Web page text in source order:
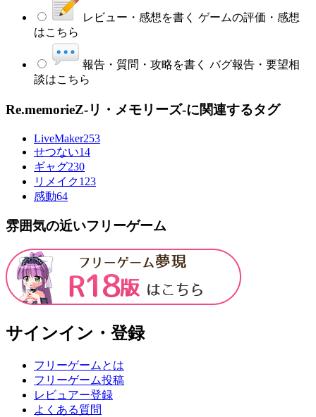
レビュー・感想を書く ゲームの評価・感想
はこちら
報告・質問・攻略を書く バグ報告・要望相
談はこちら
Re.memorieZ-リ・メモリーズ-に関連するタグ
LiveMaker253
せつない14
ギャグ230
リメイク123
感動64
雰囲気の近いフリーゲーム
サインイン・登録
フリーゲームとは
フリーゲーム投稿
レビュアー登録
よくある質問